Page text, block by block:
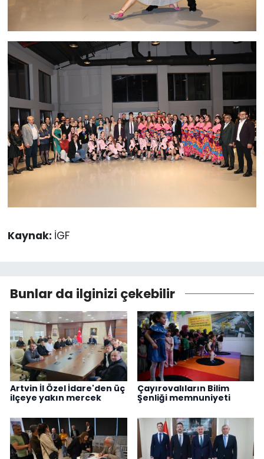
Kaynak: İGF
Bunlar da ilginizi çekebilir
Artvin İl Özel İdare'den üç
ilçeye yakın mercek
Çayırovalıların Bilim
Şenliği memnuniyeti